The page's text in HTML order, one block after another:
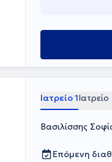
Ιατρείο 1Ιατρείο
Βασιλίσσης
Επόμενη